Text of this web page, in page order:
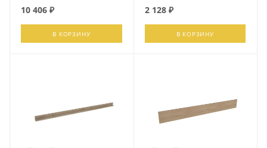
10 406 ₽
В КОРЗИНУ
2 128₽
В КОРЗИНУ